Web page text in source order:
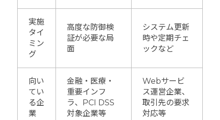
実施
タイ
ミン
グ
高度な防御検
証が必要な局
面
システム更新
時や定期チェ
ックなど
向い
てい
る企
業
金融・医療・
重要インフ
ラ、PCI DSS
対象企業等
Webサービ
ス運営企業、
取引先の要求
対応等